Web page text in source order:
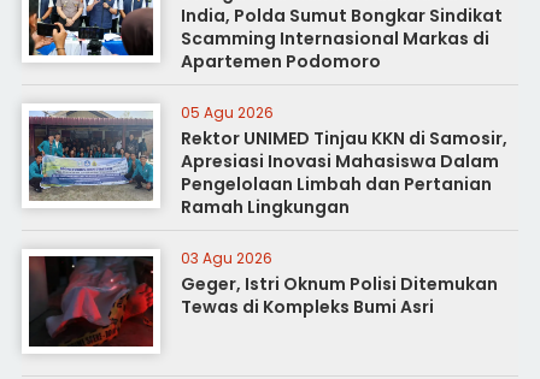
India, Polda Sumut Bongkar Sindikat
Scamming Internasional Markas di
Apartemen Podomoro
05 Agu 2026
Rektor UNIMED Tinjau KKN di Samosir,
Apresiasi Inovasi Mahasiswa Dalam
Pengelolaan Limbah dan Pertanian
Ramah Lingkungan
03 Agu 2026
Geger, Istri Oknum Polisi Ditemukan
Tewas di Kompleks Bumi Asri